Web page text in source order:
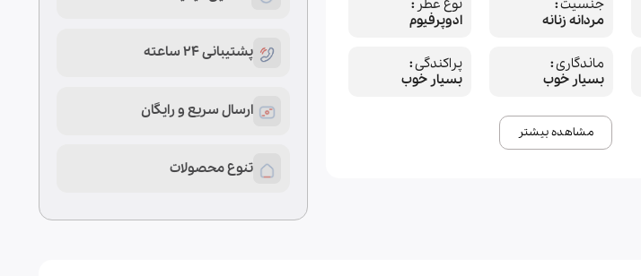
جنسیت
مردانه زنانه
نوع عطر
ادوپرفیوم
ماندگاری
بسیار خوب
پراکندگی
بسیار خوب
مشاهده بیشتر
پشتیبانی 24 ساعته
ارسال سریع و رایگان
تنوع محصولات